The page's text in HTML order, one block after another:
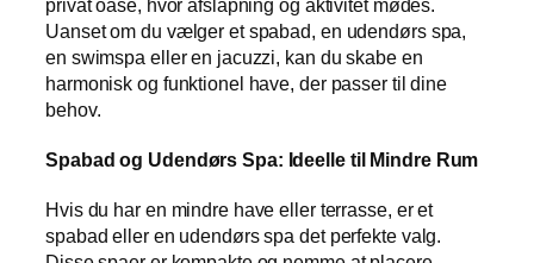
privat oase, hvor afslapning og aktivitet mødes.
Uanset om du vælger et spabad, en udendørs spa,
en swimspa eller en jacuzzi, kan du skabe en
harmonisk og funktionel have, der passer til dine
behov.
Spabad og Udendørs Spa: Ideelle til Mindre Rum
Hvis du har en mindre have eller terrasse, er et
spabad eller en udendørs spa det perfekte valg.